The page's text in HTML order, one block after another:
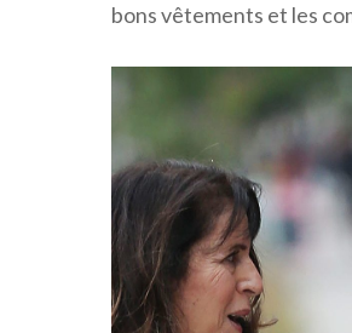
bons vêtements et les